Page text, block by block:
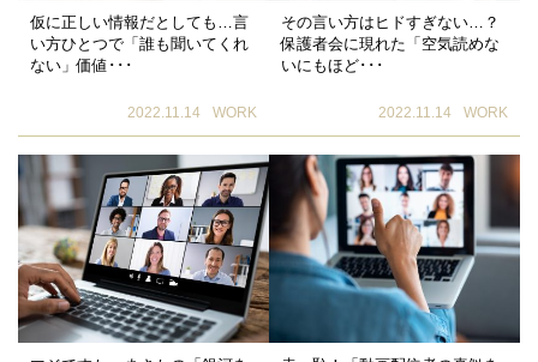
仮に正しい情報だとしても…言
い方ひとつで「誰も聞いてくれ
ない」価値･･･
2022.11.14 WORK
その言い方はヒドすぎない…？
保護者会に現れた「空気読めな
いにもほど･･･
2022.11.14 WORK